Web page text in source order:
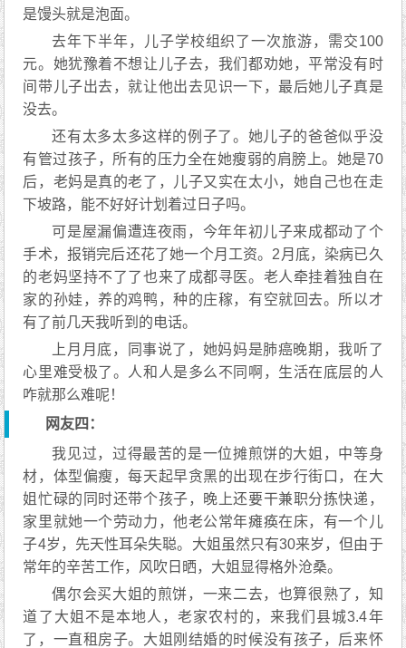
是馒头就是泡面。
去年下半年，儿子学校组织了一次旅游，需交100
元。她犹豫着不想让儿子去，我们都劝她，平常没有时
间带儿子出去，就让他出去见识一下，最后她儿子真是
没去。
还有太多太多这样的例子了。她儿子的爸爸似乎没
有管过孩子，所有的压力全在她瘦弱的肩膀上。她是70
后，老妈是真的老了，儿子又实在太小，她自己也在走
下坡路，能不好好计划着过日子吗。
可是屋漏偏遭连夜雨，今年年初儿子来成都动了个
手术，报销完后还花了她一个月工资。2月底，染病已久
的老妈坚持不了了也来了成都寻医。老人牵挂着独自在
家的孙娃，养的鸡鸭，种的庄稼，有空就回去。所以才
有了前几天我听到的电话。
上月月底，同事说了，她妈妈是肺癌晚期，我听了
心里难受极了。人和人是多么不同啊，生活在底层的人
咋就那么难呢！
网友四：
我见过，过得最苦的是一位摊煎饼的大姐，中等身
材，体型偏瘦，每天起早贪黑的出现在步行街口，在大
姐忙碌的同时还带个孩子，晚上还要干兼职分拣快递，
家里就她一个劳动力，他老公常年瘫痪在床，有一个儿
子4岁，先天性耳朵失聪。大姐虽然只有30来岁，但由于
常年的辛苦工作，风吹日晒，大姐显得格外沧桑。
偶尔会买大姐的煎饼，一来二去，也算很熟了，知
道了大姐不是本地人，老家农村的，来我们县城3.4年
了，一直租房子。大姐刚结婚的时候没有孩子，后来怀